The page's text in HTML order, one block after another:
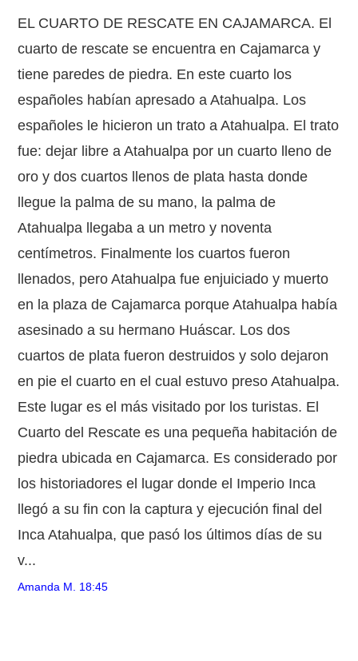
EL CUARTO DE RESCATE EN CAJAMARCA. El
cuarto de rescate se encuentra en Cajamarca y
tiene paredes de piedra. En este cuarto los
españoles habían apresado a Atahualpa. Los
españoles le hicieron un trato a Atahualpa. El trato
fue: dejar libre a Atahualpa por un cuarto lleno de
oro y dos cuartos llenos de plata hasta donde
llegue la palma de su mano, la palma de
Atahualpa llegaba a un metro y noventa
centímetros. Finalmente los cuartos fueron
llenados, pero Atahualpa fue enjuiciado y muerto
en la plaza de Cajamarca porque Atahualpa había
asesinado a su hermano Huáscar. Los dos
cuartos de plata fueron destruidos y solo dejaron
en pie el cuarto en el cual estuvo preso Atahualpa.
Este lugar es el más visitado por los turistas. El
Cuarto del Rescate es una pequeña habitación de
piedra ubicada en Cajamarca. Es considerado por
los historiadores el lugar donde el Imperio Inca
llegó a su fin con la captura y ejecución final del
Inca Atahualpa, que pasó los últimos días de su
v...
Amanda M. 18:45